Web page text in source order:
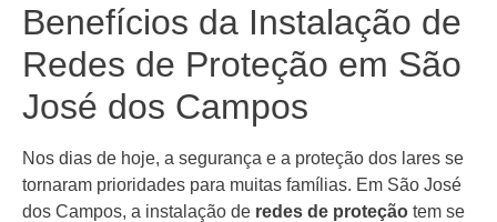
Benefícios da Instalação de
Redes de Proteção em São
José dos Campos
Nos dias de hoje, a segurança e a proteção dos lares se
tornaram prioridades para muitas famílias. Em São José
dos Campos, a instalação de redes de proteção tem se